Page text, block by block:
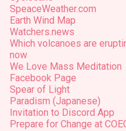
SpeaceWeather.com
Earth Wind Map
Watchers.news
Which volcanoes are
now
We Love Mass Meditation
Facebook Page
Spear of Light
Paradism (Japanese)
Invitation to Discord App
Prepare for Change at